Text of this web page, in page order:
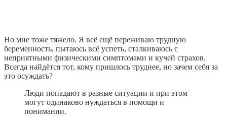
Но мне тоже тяжело. Я всё ещё переживаю трудную
беременность, пытаюсь всё успеть, сталкиваюсь с
неприятными физическими симптомами и кучей страхов.
Всегда найдётся тот, кому пришлось труднее, но зачем себя за
это осуждать?
Люди попадают в разные ситуации и при этом
могут одинаково нуждаться в помощи и
понимании.